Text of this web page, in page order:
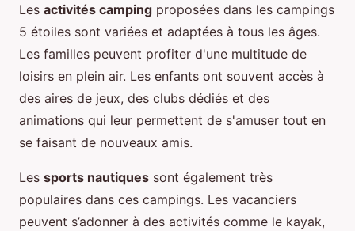
Les activités camping proposées dans les campings
5 étoiles sont variées et adaptées à tous les âges.
Les familles peuvent profiter d'une multitude de
loisirs en plein air. Les enfants ont souvent accès à
des aires de jeux, des clubs dédiés et des
animations qui leur permettent de s'amuser tout en
se faisant de nouveaux amis.
Les sports nautiques sont également très
populaires dans ces campings. Les vacanciers
peuvent s’adonner à des activités comme le kayak,